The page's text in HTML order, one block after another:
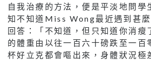
自我治療的方法，便是平淡地問學
知不知道Miss Wong最近遇到甚
回答：「不知道，但只知道你消瘦
的體重由以往一百六十磅跌至一百
杯好立克都會嘔出來，身體狀況極